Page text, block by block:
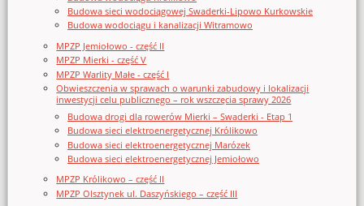
Budowa sieci wodociągowej Swaderki-Lipowo Kurkowskie
Budowa wodociągu i kanalizacji Witramowo
MPZP Jemiołowo - część II
MPZP Mierki - część V
MPZP Warlity Małe - część I
Obwieszczenia w sprawach o warunki zabudowy i lokalizacji
inwestycji celu publicznego – rok wszczęcia sprawy 2026
Budowa drogi dla rowerów Mierki – Swaderki - Etap 1
Budowa sieci elektroenergetycznej Królikowo
Budowa sieci elektroenergetycznej Marózek
Budowa sieci elektroenergetycznej Jemiołowo
MPZP Królikowo – część II
MPZP Olsztynek ul. Daszyńskiego – część III